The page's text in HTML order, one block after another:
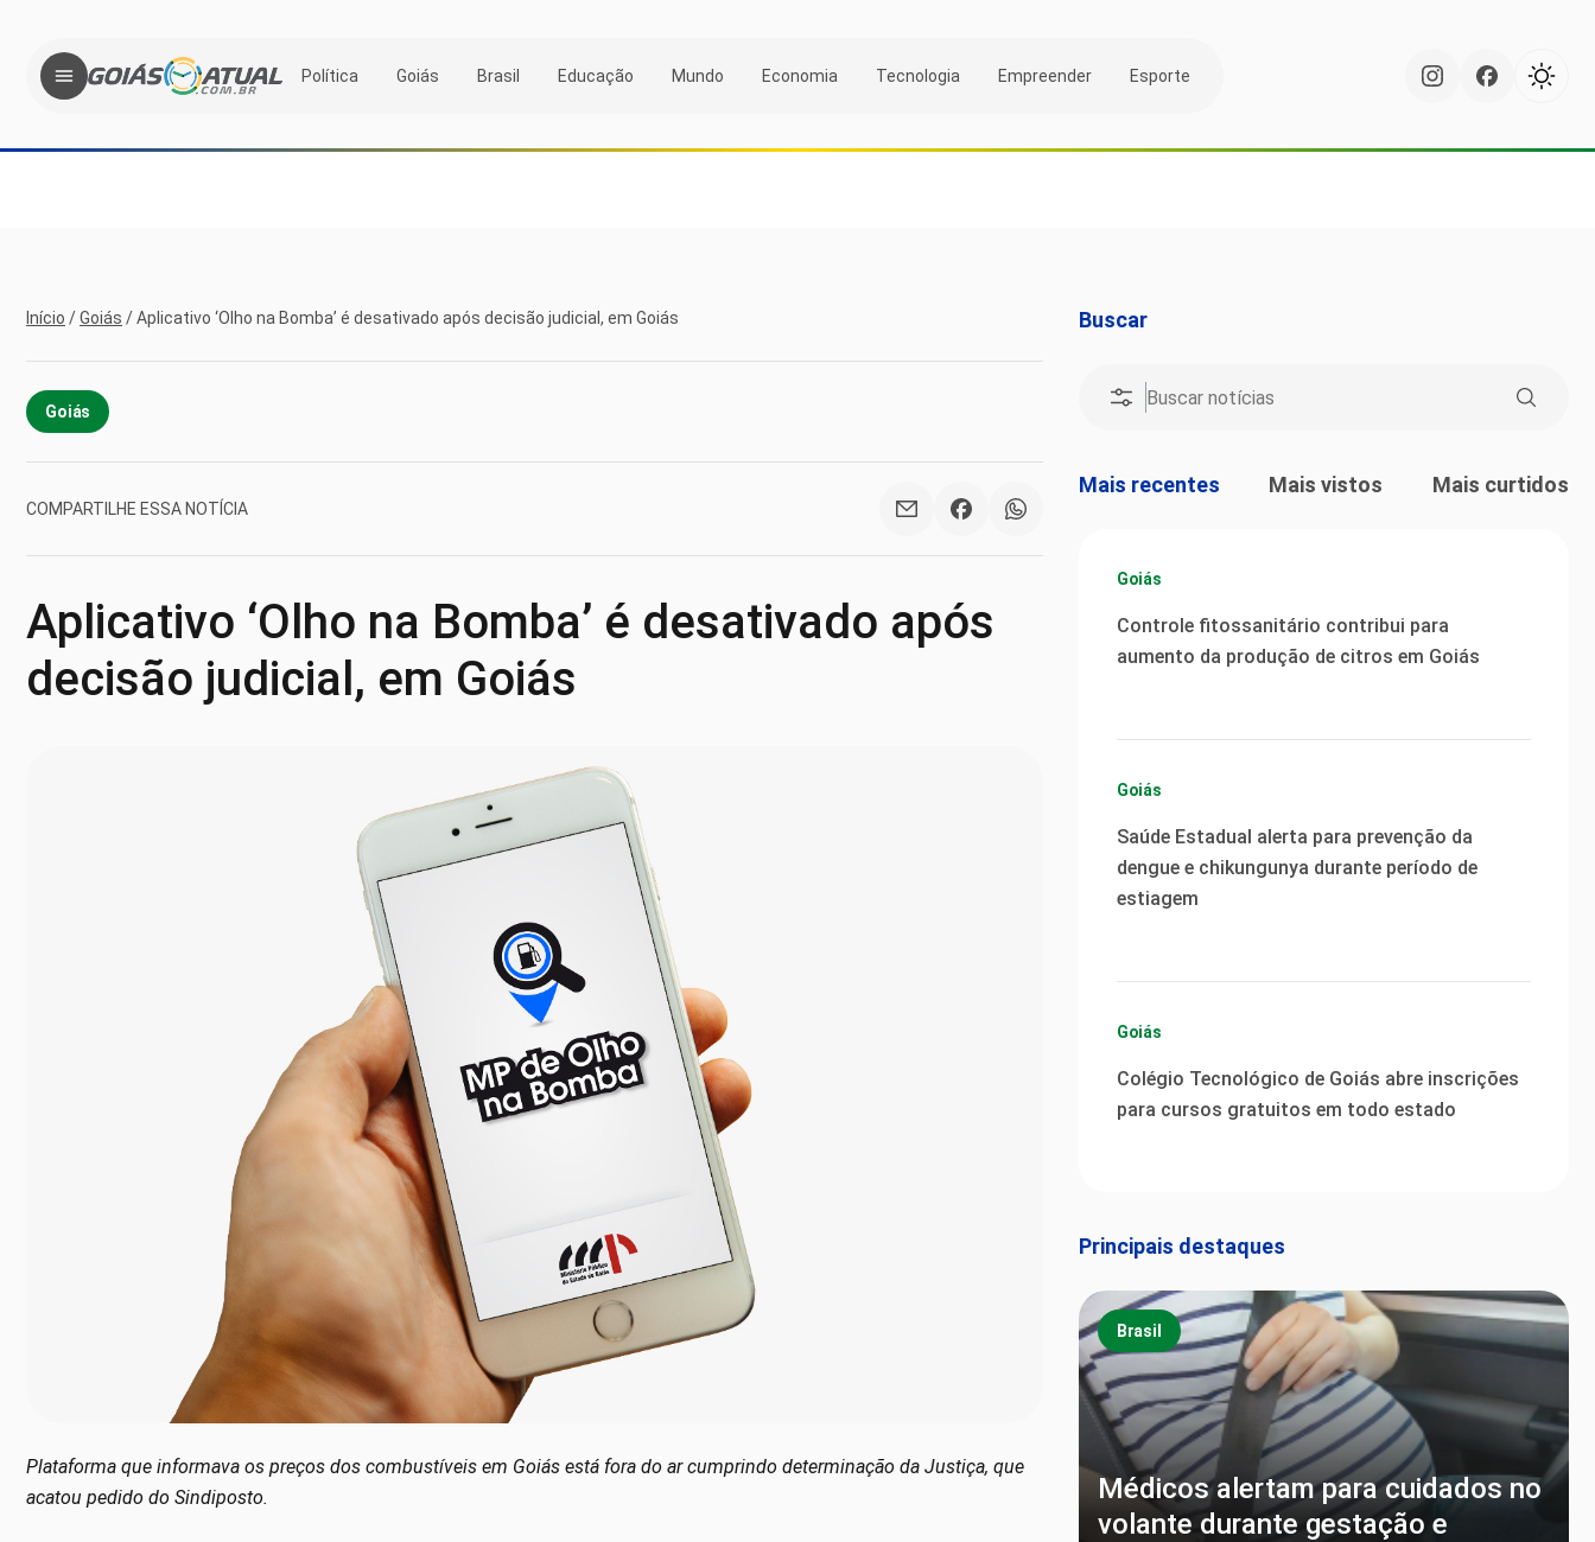
Política Goiás Brasil Educação Mundo Economia Tecnologia Empreender Esporte
Início /Goiás /Aplicativo ‘Olho na Bomba’ é desativado após decisão judicial, em Goiás
Goiás
COMPARTILHE ESSA NOTÍCIA
Aplicativo ‘Olho na Bomba’ é desativado após
decisão judicial, em Goiás
Plataforma que informava os preços dos combustíveis em Goiás está fora do ar cumprindo determinação da Justiça, que
acatou pedido do Sindiposto.
Buscar
Mais recentes Mais vistos Mais curtidos
Goiás
Controle fitossanitário contribui para
aumento da produção de citros em Goiás
Goiás
Saúde Estadual alerta para prevenção da
dengue e chikungunya durante período de
estiagem
Goiás
Colégio Tecnológico de Goiás abre inscrições
para cursos gratuitos em todo estado
Principais destaques
Brasil
Médicos alertam para cuidados no
volante durante gestação e